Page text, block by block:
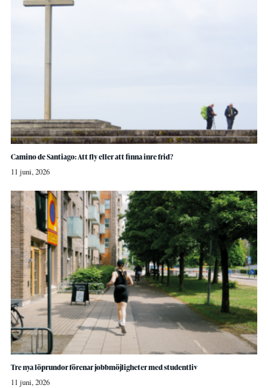
Camino de Santiago: Att fly eller att finna inre frid?
11 juni, 2026
Tre nya löprundor förenar jobbmöjligheter med studentliv
11 juni, 2026